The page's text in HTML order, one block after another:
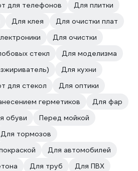
для телефонов
Для плитки
Для клея
Для очистки плат
Для очистки
стекл
Для моделизма
Для кухни
для стекол
Для оптики
герметиков
Для фар
обуви
Перед мойкой
Для тормозов
Для автомобилей
Для труб
Для ПВХ